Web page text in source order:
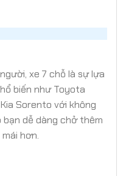
xe 7 chỗ là sự lựa
biến như Toyota
Sorento với không
bạn dễ dàng chở thêm
hơn.